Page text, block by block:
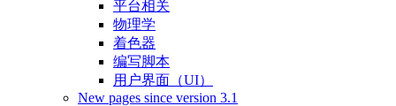
平台相关
物理学
着色器
编写脚本
用户界面（UI）
New pages since version 3.1